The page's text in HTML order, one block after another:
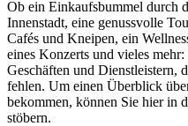
Ob ein Einkaufsbummel durch
Innenstadt, eine genussvolle
Cafés und Kneipen, ein
eines Konzerts und vieles
Geschäften und Dienstleistern,
fehlen. Um einen Überblick
bekommen, können Sie hier in
stöbern.